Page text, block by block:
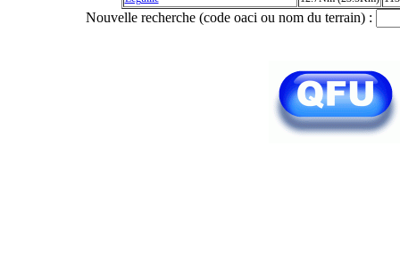
Nouvelle recherche (code oaci ou nom du terrain) :